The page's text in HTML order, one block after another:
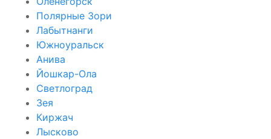
Полярные Зори
Лабытнанги
Южноуральск
Анива
Йошкар-Ола
Светлоград
Зея
Киржач
Лысково